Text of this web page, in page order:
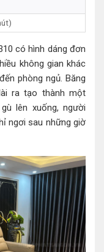
có hình dáng đơn
không gian khác
phòng ngủ. Băng
ra tạo thành một
lên xuống, người
ngơi sau những giờ